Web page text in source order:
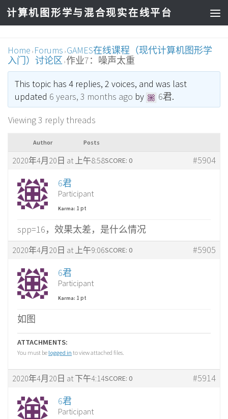
计算机图形学与混合现实在线平台
Home › Forums › GAMES在线课程（现代计算机图形学
入门）讨论区 › 作业7：噪声太重
This topic has 4 replies, 2 voices, and was last
updated 6 years, 3 months ago by 6君.
Viewing 3 reply threads
Author Posts
2020年4月20日 at 上午8:58 #5904
SCORE: 0
6君
Participant
Karma: 1 pt
spp=16，效果太差，是什么情况
2020年4月20日 at 上午9:06 #5905
SCORE: 0
6君
Participant
Karma: 1 pt
如图
ATTACHMENTS:
You must be logged in to view attached files.
2020年4月20日 at 下午4:14 #5914
SCORE: 0
6君
Participant